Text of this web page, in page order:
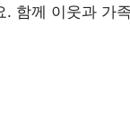
함께 이웃과 가